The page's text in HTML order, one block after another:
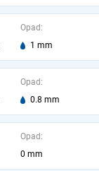
Opad:
1 mm
Opad:
0.8 mm
Opad:
0 mm